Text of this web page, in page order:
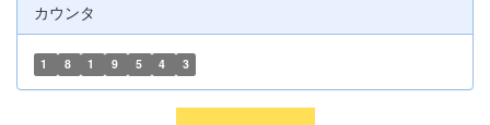
カウンタ
1 8 1 9 5 4 3